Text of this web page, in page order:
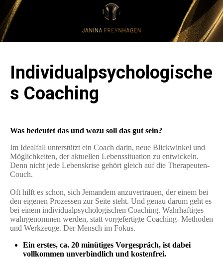
REICH
Individualpsychologische
s Coaching
Was bedeutet das und wozu soll das gut sein?
Im Idealfall unterstützt ein Coach darin, neue Blickwinkel und
Möglichkeiten, der aktuellen Lebenssituation zu entwickeln.
Denn nicht jede Lebenskrise gehört gleich auf die Therapeuten-
Couch.
Oft hilft es schon, sich Jemandem anzuvertrauen, der einem bei
den eigenen Prozessen zur Seite steht. Und genau darum geht es
bei einem individualpsychologischen Coaching. Wahrhaftiges
wahrgenommen werden, statt vorgefertigte Coaching- Methoden
und Werkzeuge. Der Mensch im Fokus.
Ein erstes, ca. 20 minütiges Vorgespräch, ist dabei
vollkommen unverbindlich und kostenfrei.